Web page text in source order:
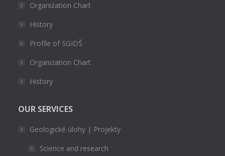
Organization Chart
History
Profile of SGIDŠ
Organization Chart
History
OUR SERVICES
Geologické úlohy | Projekty
Science and research